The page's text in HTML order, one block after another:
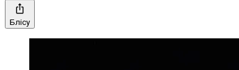
Бөлісу